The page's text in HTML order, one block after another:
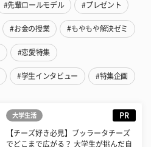
#先輩ロールモデル #プレゼント
#お金の授業 #もやもや解決ゼミ
#恋愛特集
#学生インタビュー #特集企画
大学生活 PR
【チーズ好き必見】ブッラータチーズ
でどこまで広がる？ 大学生が挑んだ自